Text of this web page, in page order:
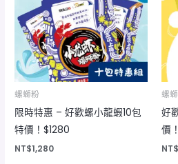
螺螄粉
限時特惠 – 好歡螺小龍蝦10包
特價！$1280
NT$1,280
螺
好
價
NT$